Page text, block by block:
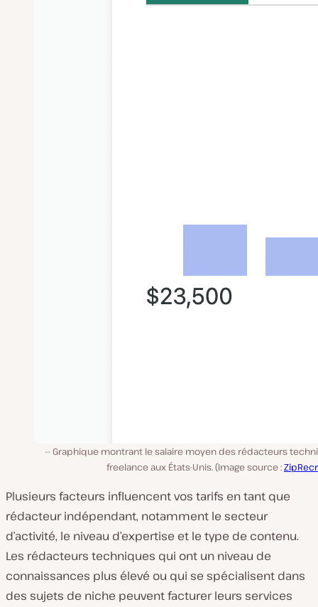
Graphique montrant le salaire moyen des rédacteurs
freelance aux États-Unis. (Image source :
Plusieurs facteurs influencent vos tarifs en tant que
rédacteur indépendant, notamment le secteur
d’activité, le niveau d’expertise et le type de contenu.
Les rédacteurs techniques qui ont un niveau de
connaissances plus élevé ou qui se spécialisent dans
des sujets de niche peuvent facturer leurs services